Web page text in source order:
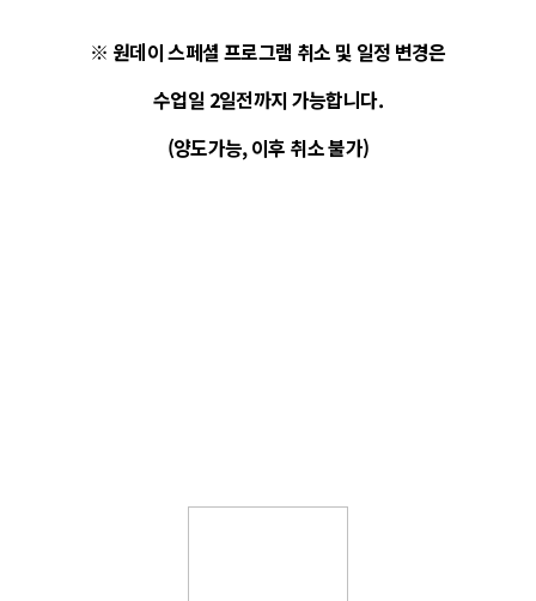
※ 원데이 스페셜 프로그램 취소 및 일정 변경은
수업일 2일전까지 가능합니다.
(양도가능, 이후 취소 불가)